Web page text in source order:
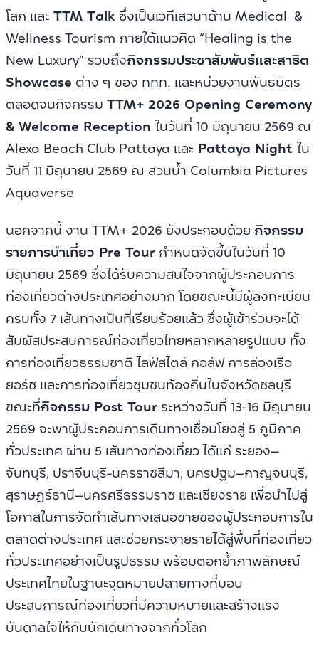
โลก และ TTM Talkซึ่งเป็นเวทีเสวนาด้าน Medical &
Wellness Tourism ภายใต้แนวคิด “Healing is the
New Luxury” รวมถึงกิจกรรมประชาสัมพันธ์และสาธิต
Showcase ต่าง ๆ ของ ททท. และหน่วยงานพันธมิตร
ตลอดจนกิจกรรม TTM+ 2026 Opening Ceremony
& Welcome Reception ในวันที่ 10 มิถุนายน 2569 ณ
Alexa Beach Club Pattaya และ Pattaya Night ใน
วันที่ 11 มิถุนายน 2569 ณ สวนน้ำ Columbia Pictures
Aquaverse
นอกจากนี้ งาน TTM+ 2026 ยังประกอบด้วย กิจกรรม
รายการนำเที่ยว Pre Tour กำหนดจัดขึ้นในวันที่ 10
มิถุนายน 2569 ซึ่งได้รับความสนใจจากผู้ประกอบการ
ท่องเที่ยวต่างประเทศอย่างมาก โดยขณะนี้มีผู้ลงทะเบียน
ครบทั้ง 7 เส้นทางเป็นที่เรียบร้อยแล้ว ซึ่งผู้เข้าร่วมจะได้
สัมผัสประสบการณ์ท่องเที่ยวไทยหลากหลายรูปแบบ ทั้ง
การท่องเที่ยวธรรมชาติ ไลฟ์สไตล์ กอล์ฟ การล่องเรือ
ยอร์ช และการท่องเที่ยวชุมชนท้องถิ่นในจังหวัดชลบุรี
ขณะที่กิจกรรม Post Tour ระหว่างวันที่ 13-16 มิถุนายน
2569 จะพาผู้ประกอบการเดินทางเชื่อมโยงสู่ 5 ภูมิภาค
ทั่วประเทศ ผ่าน 5 เส้นทางท่องเที่ยว ได้แก่ ระยอง–
จันทบุรี, ปราจีนบุรี-นครราชสีมา, นครปฐม–กาญจนบุรี,
สุราษฎร์ธานี–นครศรีธรรมราช และเชียงราย เพื่อนำไปสู่
โอกาสในการจัดทำเส้นทางเสนอขายของผู้ประกอบการใน
ตลาดต่างประเทศ และช่วยกระจายรายได้สู่พื้นที่ท่องเที่ยว
ทั่วประเทศอย่างเป็นรูปธรรม พร้อมตอกย้ำภาพลักษณ์
ประเทศไทยในฐานะจุดหมายปลายทางที่มอบ
ประสบการณ์ท่องเที่ยวที่มีความหมายและสร้างแรง
บันดาลใจให้กับนักเดินทางจากทั่วโลก